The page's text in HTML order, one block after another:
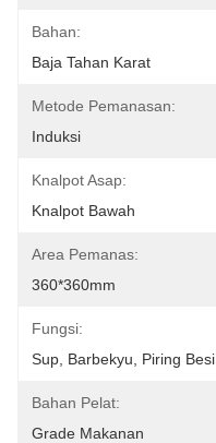
Bahan:
Baja Tahan Karat
Metode Pemanasan:
Induksi
Knalpot Asap:
Knalpot Bawah
Area Pemanas:
360*360mm
Fungsi:
Sup, Barbekyu, Piring Besi
Bahan Pelat:
Grade Makanan